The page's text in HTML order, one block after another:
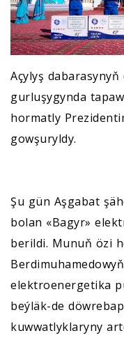
Açylyş
gurluşygynda
hormatly
gowşuryldy.
Şu gün Aşgabat
bolan «Bagyr»
berildi. Munuň özi
elektroenergetika
beýläk-de
kuwwatlyklaryny